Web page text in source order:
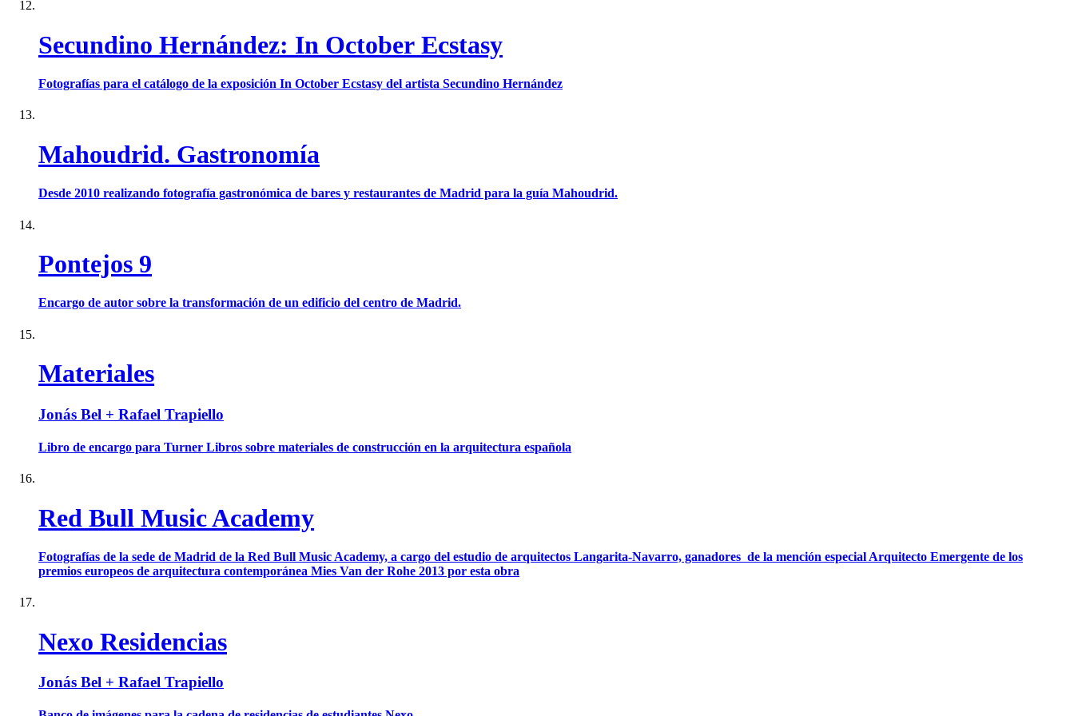
Secundino Hernández: In October Ecstasy
Fotografías para el catálogo de la exposición In October Ecstasy del artista Secundino Hernández
Mahoudrid. Gastronomía
Desde 2010 realizando fotografía gastronómica de bares y restaurantes de Madrid para la guía Mahoudrid.
Pontejos 9
Encargo de autor sobre la transformación de un edificio del centro de Madrid.
Materiales
Jonás Bel + Rafael Trapiello
Libro de encargo para Turner Libros sobre materiales de construcción en la arquitectura española
Red Bull Music Academy
Fotografías de la sede de Madrid de la Red Bull Music Academy, a cargo del estudio de arquitectos Langarita-Navarro, ganadores de la mención especial Arquitecto Emergente de los
premios europeos de arquitectura contemporánea Mies Van der Rohe 2013 por esta obra
Nexo Residencias
Jonás Bel + Rafael Trapiello